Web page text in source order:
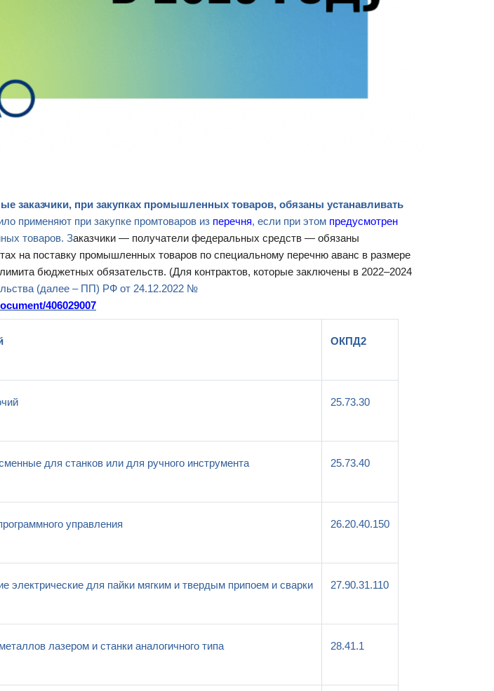
заказчики, при закупках промышленных товаров, обязаны устанавливать
применяют при закупке промтоваров из перечня, если при этом предусмотрен
товаров. Заказчики — получатели федеральных средств — обязаны
на поставку промышленных товаров по специальному перечню аванс в размере
бюджетных обязательств. (Для контрактов, которые заключены в 2022–2024
(далее – ПП) РФ от 24.12.2022 №
/406029007
ОКПД2
25.73.30
для станков или для ручного инструмента 25.73.40
управления 26.20.40.150
электрические для пайки мягким и твердым припоем и сварки 27.90.31.110
лазером и станки аналогичного типа 28.41.1